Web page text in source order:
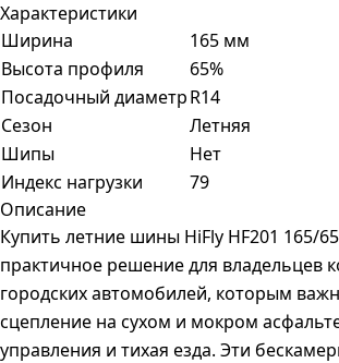
Характеристики
Ширина
165 мм
Высота профиля
65%
Посадочный диаметрR14
Сезон
Летняя
Шипы
Нет
Индекс нагрузки
79
Описание
Купить летние шины HiFly HF201 165/
практичное решение для владельцев
городских автомобилей, которым
сцепление на сухом и мокром
управления и тихая езда. Эти